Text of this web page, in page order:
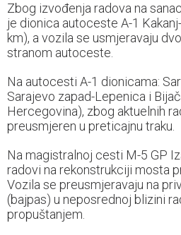
Zbog izvođenja radova na
je dionica autoceste A-1
km), a vozila se usmjeravaju
stranom autoceste.
Na autocesti A-1 dionicama:
Sarajevo zapad-Lepenica i
Hercegovina), zbog aktuelnih
preusmjeren u preticajnu traku.
Na magistralnoj cesti M-5 GP
radovi na rekonstrukciji mosta
Vozila se preusmjeravaju na
(bajpas) u neposrednoj blizini
propuštanjem.